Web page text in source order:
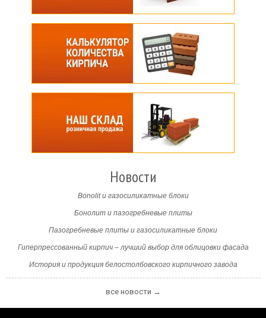
Новости
Bonolit и газосиликатные блоки
Бонолит и пазогребневые плиты
Пазогребневые плиты и газосиликатные блоки
Гиперпрессованный кирпич – лучший выбор для облицовки фасада
История и продукция белостолбовского кирпичного завода
все новости →